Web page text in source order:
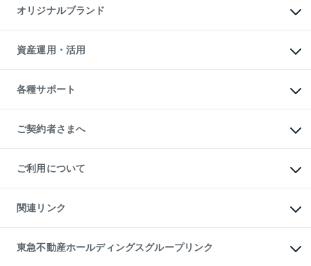
アパート経営
収益物件
ビル購入（ビル一棟）
投資用不動産の売却査定
事業用不動産の売却査定
マンションライブラリー
人気マンションランキング
暮らしに役立つ不動産メディア
不動産相場・不動産価格情報
不動産コラム・ニュース
不動産用語集
不動産なんでもネット相談室
住まいの税金
オリジナルブランド
一棟リノベーションマンション
L`GENTE（ルジェンテ）
区分リノベーションマンション
投資用一棟レジデンスWELL
不動産小口投資
LEGACIA（レガシア）
資産運用・活用
不動産M&A
アセットマネジメント・出資
各種サポート
相続サポート
リフォームサポート
ご契約者さまへ
ご紹介・再契約特典
入居者様専用-各種ご案内（賃貸）
東急こすもす会「こすもすWeb」
ご利用について
金融商品取引について
東急リバブル ソーシャルメディアポリシー
ご意見・お問い合わせ（金融商品取引専用の相談・お問い合わせ窓口）
ダイレクトメール（郵送物）・Eメールなどの送付停止について
関連リンク
これからご結婚される方に東急百貨店のブライダルクラブ
人材サービスのご用命は 東急リバブルスタッフ株式会社まで
東急不動産ホールディングスグループリンク